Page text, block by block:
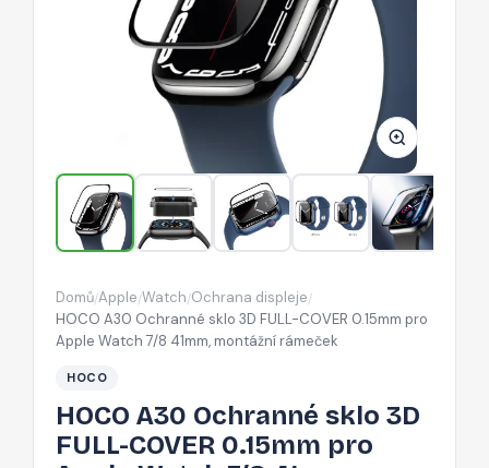
HOCO
A30
Ochranné
sklo
FULL-
COVER
0.15mm
pro
Apple
7/8
41mm,
Domů/Apple/Watch/Ochrana displeje/
HOCO A30 Ochranné sklo 3D FULL-COVER 0.15mm pro
Apple Watch 7/8 41mm, montážní rámeček
HOCO
HOCO A30 Ochranné sklo 3D
FULL-COVER 0.15mm pro